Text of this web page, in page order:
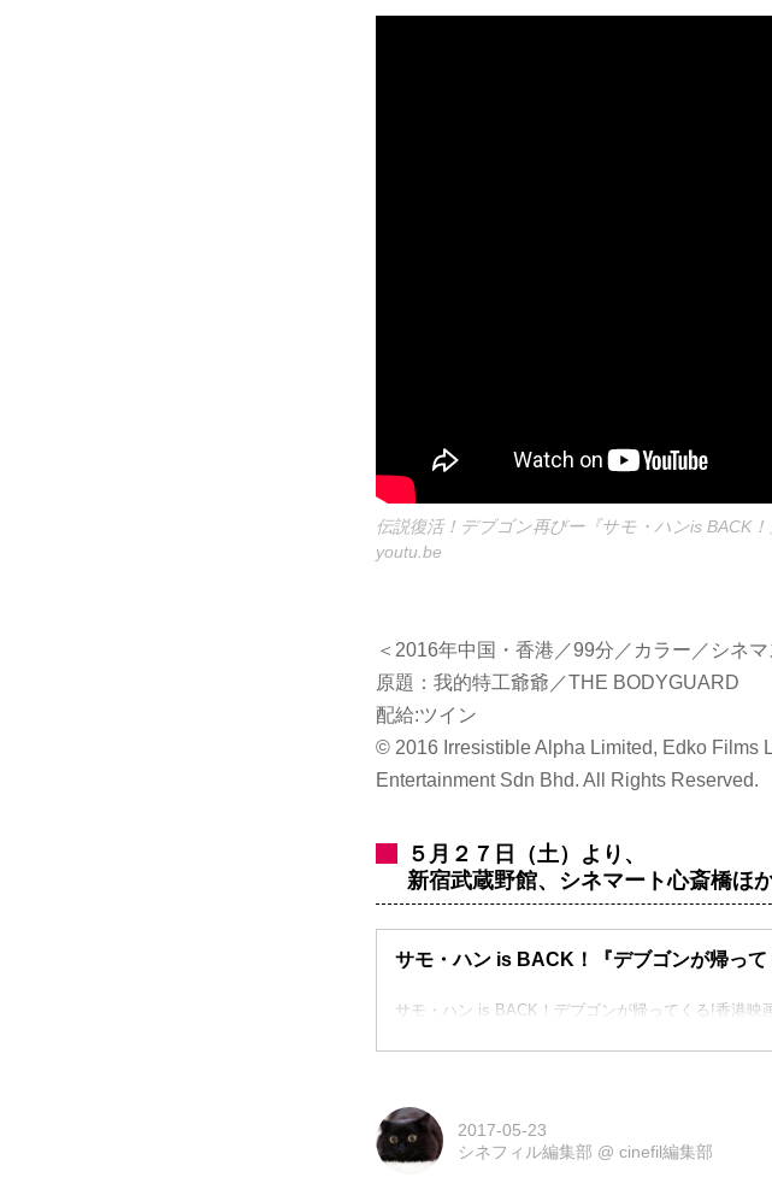
伝説復活！デブゴン再びー『サモ・ハンis BACK！
youtu.be
＜2016年中国・香港／99分／カラー／シネ
原題：我的特工爺爺／THE BODYGUARD
配給:ツイン
© 2016 Irresistible Alpha Limited, Edko Films
Entertainment Sdn Bhd. All Rights Reserved.
５月２７日（土）より、
新宿武蔵野館、シネマート心斎橋ほ
サモ・ハン is BACK！『デブゴンが帰って
サモ・ハン is BACK！デブゴンが帰ってくる!香港
2017-05-23
シネフィル編集部 @cinefil編集部